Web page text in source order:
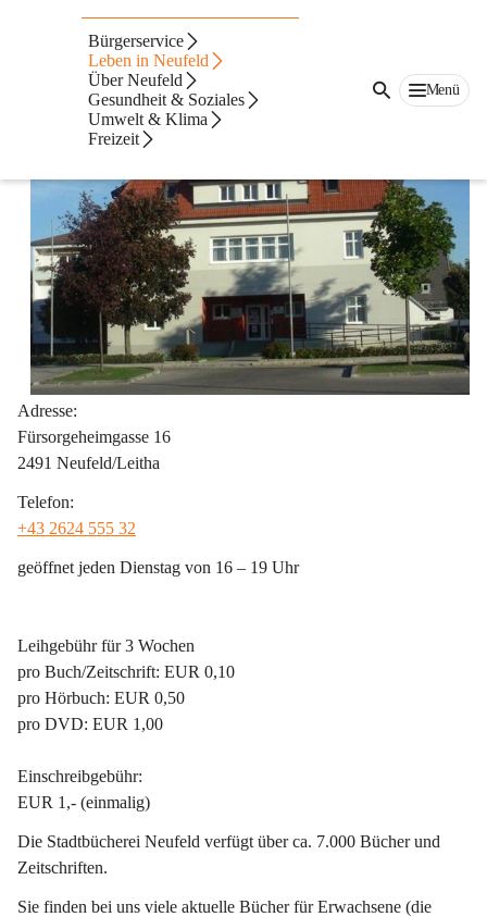
Bürgerservice
Leben in Neufeld
Über Neufeld
Gesundheit & Soziales
Umwelt & Klima
Freizeit
Menü
Stadtbücherei
Adresse:
Fürsorgeheimgasse 16
2491 Neufeld/Leitha
Telefon:
+43 2624 555 32
geöffnet jeden Dienstag von 16 – 19 Uhr
Leihgebühr für 3 Wochen
pro Buch/Zeitschrift: EUR 0,10
pro Hörbuch: EUR 0,50
pro DVD: EUR 1,00
Einschreibgebühr:
EUR 1,- (einmalig)
Die Stadtbücherei Neufeld verfügt über ca. 7.000 Bücher und
Zeitschriften.
Sie finden bei uns viele aktuelle Bücher für Erwachsene (die